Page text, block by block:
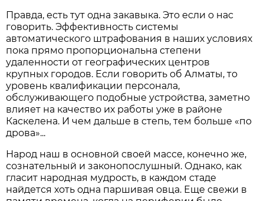
Правда, есть тут одна закавыка. Это если о нас
говорить. Эффективность системы
автоматического штрафования в наших условиях
пока прямо пропорциональна степени
удаленности от географических центров
крупных городов. Если говорить об Алматы, то
уровень квалификации персонала,
обслуживающего подобные устройства, заметно
влияет на качество их работы уже в районе
Каскелена. И чем дальше в степь, тем больше «по
дрова»...
Народ наш в основной своей массе, конечно же,
сознательный и законопослушный. Однако, как
гласит народная мудрость, в каждом стаде
найдется хоть одна паршивая овца. Еще свежи в